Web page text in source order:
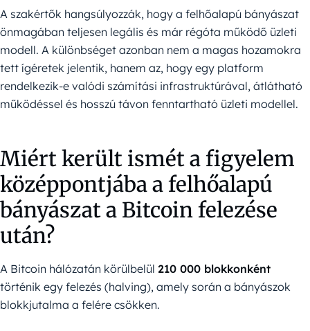
A szakértők hangsúlyozzák, hogy a felhőalapú bányászat
önmagában teljesen legális és már régóta működő üzleti
modell. A különbséget azonban nem a magas hozamokra
tett ígéretek jelentik, hanem az, hogy egy platform
rendelkezik-e valódi számítási infrastruktúrával, átlátható
működéssel és hosszú távon fenntartható üzleti modellel.
Miért került ismét a figyelem
középpontjába a felhőalapú
bányászat a Bitcoin felezése
után?
A Bitcoin hálózatán körülbelül 210 000 blokkonként
történik egy felezés (halving), amely során a bányászok
blokkjutalma a felére csökken.